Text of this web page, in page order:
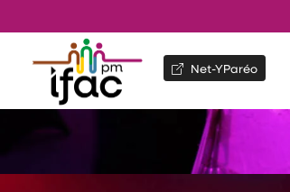
Net-YParéo